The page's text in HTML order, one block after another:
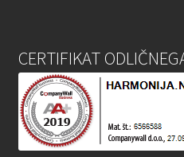
CERTIFIKAT